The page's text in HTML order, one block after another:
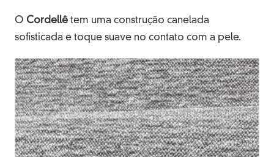
O Cordellê tem uma construção canelada
sofisticada e toque suave no contato com a pele.